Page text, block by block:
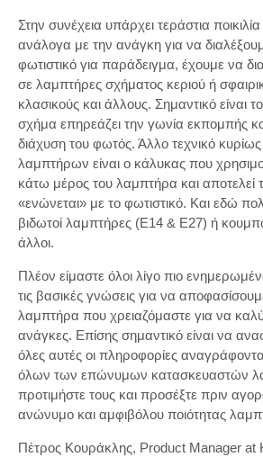
Στην συνέχεια υπάρχει τεράστια
ανάλογα με την ανάγκη για να
φωτιστικό για παράδειγμα, έχουμε να
σε λαμπτήρες σχήματος κεριού ή
κλασικούς και άλλους. Σημαντικό είναι
σχήμα επηρεάζει την γωνία εκπομπής
διάχυση του φωτός. Άλλο τεχνικό
λαμπτήρων είναι ο κάλυκας που
κάτω μέρος του λαμπτήρα και αποτελεί
«ενώνεται» με το φωτιστικό. Και εδώ
βιδωτοί λαμπτήρες (Ε14 & Ε27) ή
άλλοι.
Πλέον είμαστε όλοι λίγο πιο
τις βασικές γνώσεις για να
λαμπτήρα που χρειαζόμαστε για να
ανάγκες. Επίσης σημαντικό είναι να
όλες αυτές οι πληροφορίες
όλων των επώνυμων κατασκευαστών
προτιμήστε τους και προσέξτε πριν
ανώνυμο και αμφιβόλου ποιότητας
Πέτρος Κουράκλης, Product Manager at